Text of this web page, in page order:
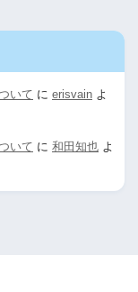
いて に erisvain よ
いて に 和田知也 よ